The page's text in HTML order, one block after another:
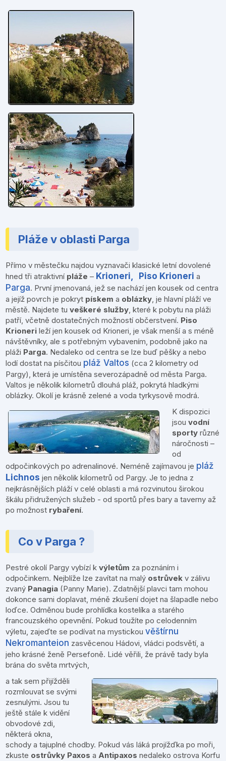
Pláže v oblasti Parga
Přímo v městečku najdou vyznavači klasické letní dovolené
hned tři atraktivní pláže – Krioneri, Piso Krioneri a
Parga. První jmenovaná, jež se nachází jen kousek od centra
a jejíž povrch je pokryt pískem a oblázky, je hlavní pláží ve
městě. Najdete tuveškeré služby, které k pobytu na pláži
patří, včetně dostatečných možností občerstvení. Piso
Krioneri leží jen kousek od Krioneri, je však menší a s méně
návštěvníky, ale s potřebným vybavením, podobně jako na
pláži Parga. Nedaleko od centra se lze buď pěšky a nebo
lodí dostat na písčitou pláž Valtos (cca 2 kilometry od
Pargy), která je umístěna severozápadně od města Parga.
Valtos je několik kilometrů dlouhá pláž, pokrytá hladkými
oblázky. Okolí je krásně zelené a voda tyrkysově modrá.
K dispozici
jsouvodní
sporty různé
náročnosti –
od
odpočinkových po adrenalinové. Neméně zajímavou je pláž
Lichnos jen několik kilometrů od Pargy. Je to jedna z
nejkrásnějších pláží v celé oblasti a má rozvinutou širokou
škálu přidružených služeb - od sportů přes bary a taverny až
po možnost rybaření.
Co v Parga ?
Pestré okolí Pargy vybízí kvýletům za poznáním i
odpočinkem. Nejblíže lze zavítat na malý ostrůvek v zálivu
zvaný Panagia (Panny Marie). Zdatnější plavci tam mohou
dokonce sami doplavat, méně zkušení dojet na šlapadle nebo
loďce. Odměnou bude prohlídka kostelíka a starého
francouzského opevnění. Pokud toužíte po celodenním
výletu, zajeďte se podívat na mystickouvěštírnu
Nekromanteion zasvěcenou Hádovi, vládci podsvětí, a
jeho krásné ženě Persefoně. Lidé věřili, že právě tady byla
brána do světa mrtvých,
a tak sem přijížděli
rozmlouvat se svými
zesnulými. Jsou tu
ještě stále k vidění
obvodové zdi,
některá okna,
schody a tajuplné chodby. Pokud vás láká projížďka po moři,
zkuste ostrůvky Paxos aAntipaxos nedaleko ostrova Korfu